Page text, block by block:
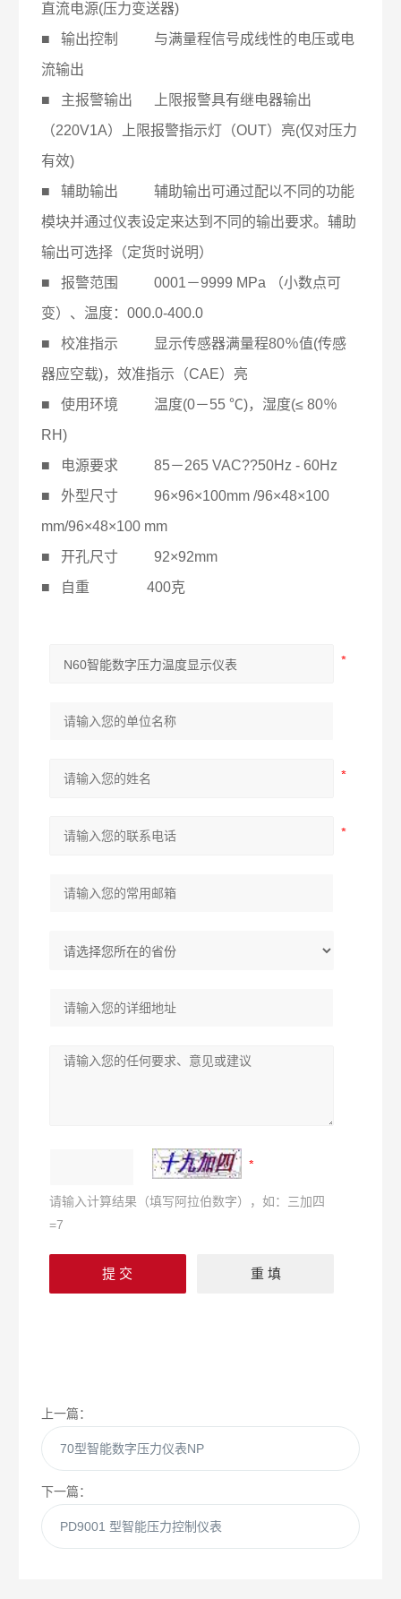
直流电源(压力变送器)
■ 输出控制 与满量程信号成线性的电压或电
流输出
■ 主报警输出 上限报警具有继电器输出
（220V1A）上限报警指示灯（OUT）亮(仅对压力
有效)
■ 辅助输出 辅助输出可通过配以不同的功能
模块并通过仪表设定来达到不同的输出要求。辅助
输出可选择（定货时说明）
■ 报警范围 0001－9999 MPa （小数点可
变）、温度：000.0-400.0
■ 校准指示 显示传感器满量程80％值(传感
器应空载)，效准指示（CAE）亮
■ 使用环境 温度(0－55 ℃)，湿度(≤ 80％
RH)
■ 电源要求 85－265 VAC??50Hz - 60Hz
■ 外型尺寸 96×96×100mm /96×48×100
mm/96×48×100 mm
■ 开孔尺寸 92×92mm
■ 自重 400克
请输入计算结果（填写阿拉伯数字），如：三加四
=7
上一篇：
70型智能数字压力仪表NP
下一篇：
PD9001 型智能压力控制仪表